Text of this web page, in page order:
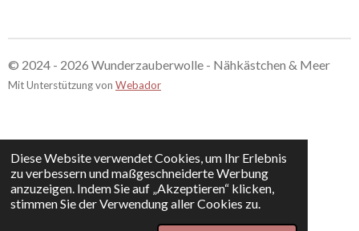
Diese Website verwendet Cookies, um Ihr Erlebnis
zu verbessern und maßgeschneiderte Werbung
anzuzeigen. Indem Sie auf „Akzeptieren“ klicken,
stimmen Sie der Verwendung aller Cookies zu.
© 2024 - 2026 Wunderzauberwolle - Nähkästchen & Meer
Mit Unterstützung von Webador